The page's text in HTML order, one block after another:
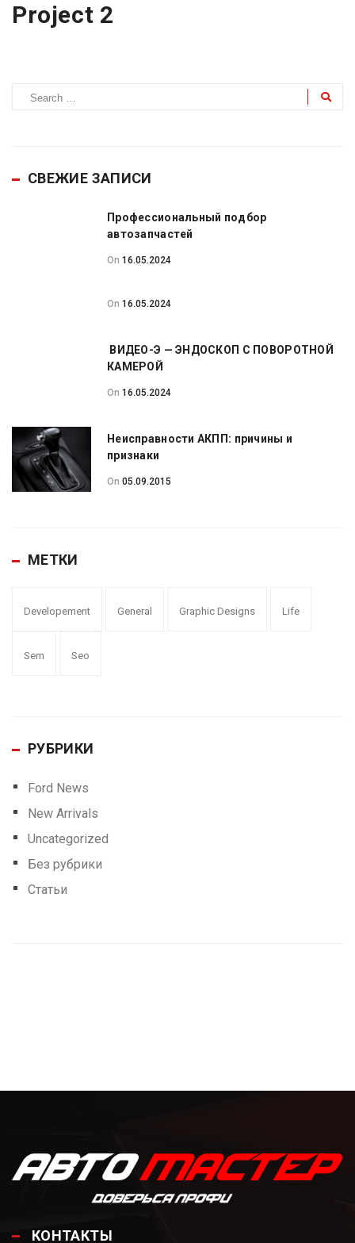
Project 2
СВЕЖИЕ ЗАПИСИ
Профессиональный подбор
автозапчастей
On 16.05.2024
On 16.05.2024
ВИДЕО-Э — ЭНДОСКОП С ПОВОРОТНОЙ
КАМЕРОЙ
On 16.05.2024
Неисправности АКПП: причины и
признаки
On 05.09.2015
МЕТКИ
Developement General Graphic Designs Life
Sem Seo
РУБРИКИ
Ford News
New Arrivals
Uncategorized
Без рубрики
Статьи
КОНТАКТЫ